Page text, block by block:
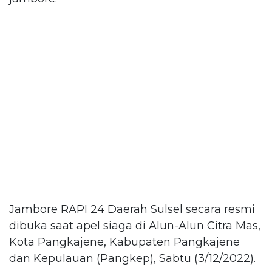
Jambore RAPI 24 Daerah Sulsel secara resmi
dibuka saat apel siaga di Alun-Alun Citra Mas,
Kota Pangkajene, Kabupaten Pangkajene
dan Kepulauan (Pangkep), Sabtu (3/12/2022).